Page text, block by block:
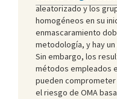
aleatorizado y los
homogéneos en su
enmascaramiento
metodología, y hay
Sin embargo, los
métodos empleados
pueden comprometer
el riesgo de OMA